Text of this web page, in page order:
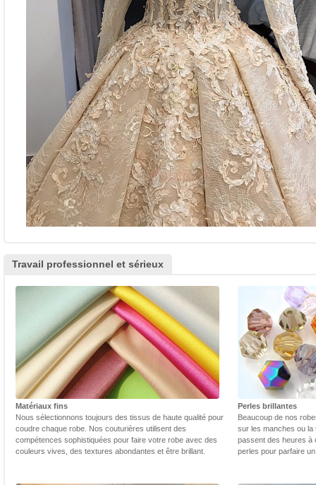
Travail professionnel et sérieux
Matériaux fins
Nous sélectionnons toujours des tissus de haute qualité pour
coudre chaque robe. Nos couturières utilisent des
compétences sophistiquées pour faire votre robe avec des
couleurs vives, des textures abondantes et être brillant.
Perles brillantes
Beaucoup de nos
sur les manches ou la
passent des heures à
perles pour parfaire